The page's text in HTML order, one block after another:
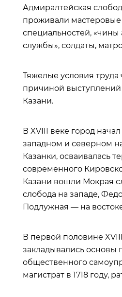
Адмиралтейская
проживали
специальностей,
службы», солдаты,
Тяжелые условия труда
причиной
Казани.
В XVIII веке город
западном и северном
Казанки, осваивалась
современного
Казани вошли Мокрая
слобода на западе,
Подлужная — на
В первой половине
закладывались основы
общественного
магистрат в 1718 году,